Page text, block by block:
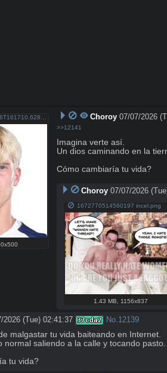
Choroy 07/07/2026
>>12141
Imagina verte así.
Un dios caminando en la
Cómo cambiaría tu vida?
Choroy 07/07/2026
1672770514560197 incel.png
1.43 MB 1156x837
2026 (Tue) 02:41:37 37cda2 No. 12139
malgastar tu vida baiteando en Internet.
normal saliendo a la calle y tocando pasto.
tu vida?